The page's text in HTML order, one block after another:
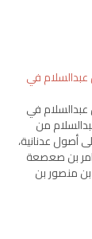
في
في
من
أصول عدنانية،
بن صعصعة
منصور بن
بن مضر